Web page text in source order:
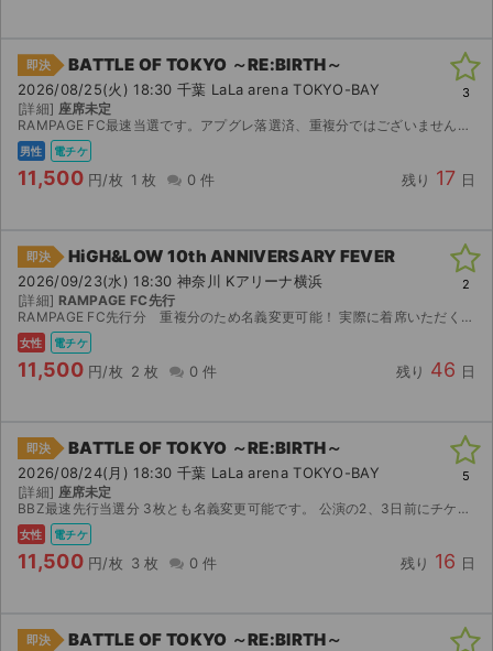
即決 BATTLE OF TOKYO ～RE:BIRTH～
2026/08/25(火) 18:30 千葉 LaLa arena TOKYO-BAY
[詳細] 座席未定
RAMPAGE FC最速当選です。アプグレ落選済、重複分ではございません。ご購入後名義お教え可能です。 発券開始しましたらすぐQRコード画像でのお渡しとなります。 公演中止の場合は手数料を差し...
男性 電チケ
11,500 円/枚 1 枚 0 件 残り 17 日
3
即決 HiGH&LOW 10th ANNIVERSARY FEVER
2026/09/23(水) 18:30 神奈川 Kアリーナ横浜
[詳細] RAMPAGE FC先行
RAMPAGE FC先行分 重複分のため名義変更可能！ 実際に着席いただく座席と異なってもよろしければ2枚とも名義変更での分配も可能です！名義変更での分配であればランダムエラーもご自身で対応いた...
女性 電チケ
11,500 円/枚 2 枚 0 件 残り 46 日
2
即決 BATTLE OF TOKYO ～RE:BIRTH～
2026/08/24(月) 18:30 千葉 LaLa arena TOKYO-BAY
[詳細] 座席未定
BBZ最速先行当選分 3枚とも名義変更可能です。 公演の2、3日前にチケットブックに登録しているメールアドレスを送っていただければ分配いたします。 なお、重複分のため3枚とも名義変更可能です...
女性 電チケ
11,500 円/枚 3 枚 0 件 残り 16 日
5
即決 BATTLE OF TOKYO ～RE:BIRTH～